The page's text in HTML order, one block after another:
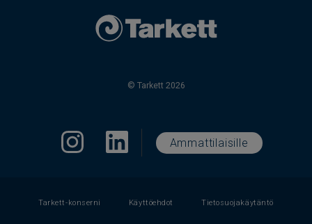
© Tarkett 2026
Ammattilaisille
Tarkett-konserni Käyttöehdot Tietosuojakäytäntö